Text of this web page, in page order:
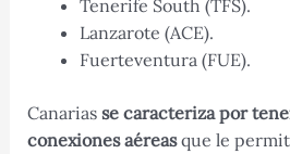
Tenerife South (TFS).
Lanzarote (ACE).
Fuerteventura (FUE).
Canarias se caracteriza por
conexiones aéreasque le